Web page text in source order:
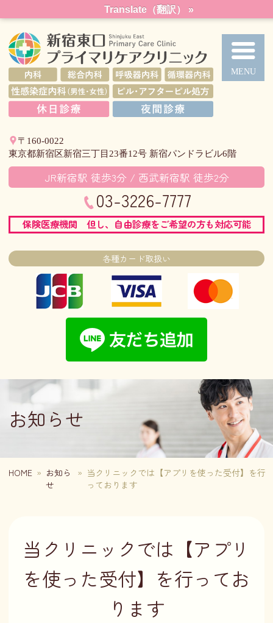
〒160-0022
東京都新宿区新宿三丁目23番12号 新宿パンドラビル6階
JR新宿駅 徒歩3分 / 西武新宿駅 徒歩2分
03-3226-7777
保険医療機関 但し、自由診療をご希望の方も対応可能
各種カード取扱い
お知らせ
HOME » お知ら
せ
» 当クリニックでは【アプリを使った受付】を行
っております
当クリニックでは【アプリ
を使った受付】を行ってお
ります
Translate（翻訳） »